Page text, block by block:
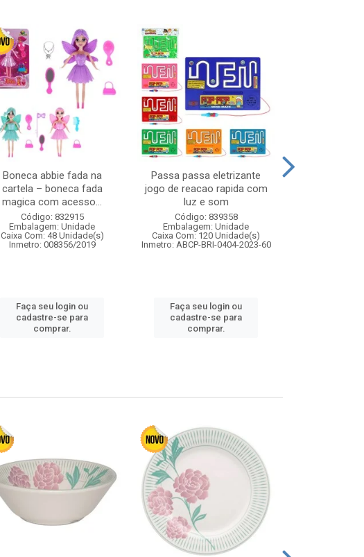
Boneca abbie fada na
cartela – boneca fada
magica com acesso...
Código: 832915
Embalagem: Unidade
Caixa Com: 48 Unidade(s)
Inmetro: 008356/2019
Faça seu login ou
cadastre-se para
comprar.
Passa passa eletrizante
jogo de reacao rapida com
luz e som
Código: 839358
Embalagem: Unidade
Caixa Com: 120 Unidade(s)
Inmetro: ABCP-BRI-0404-2023-60
Faça seu login ou
cadastre-se para
comprar.